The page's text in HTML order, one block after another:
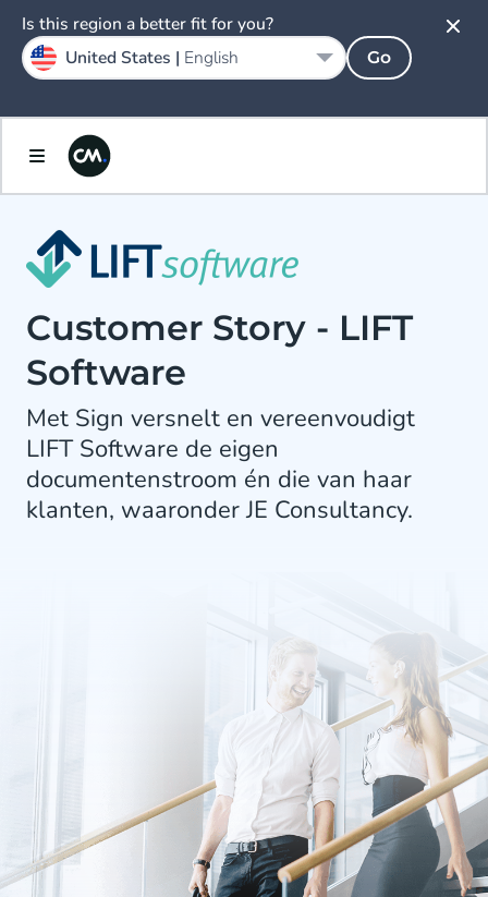
Customer Story - LIFT
Software
Met Sign versnelt en vereenvoudigt
LIFT Software de eigen
documentenstroom én die van haar
klanten, waaronder JE Consultancy.
Is this region a better fit for you?
United States | English Go